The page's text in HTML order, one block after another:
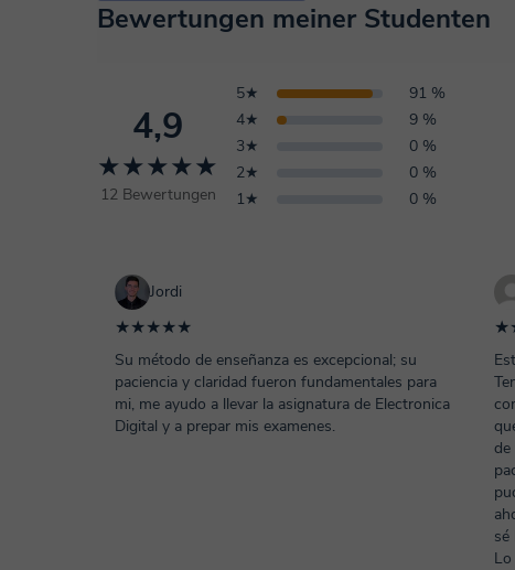
Bewertungen meiner Studenten
4,9
★★★★★
12 Bewertungen
5★
91 %
4★
9 %
3★
0 %
2★
0 %
1★
0 %
Jordi
★★★★★
Su método de enseñanza es excepcional; su
paciencia y claridad fueron fundamentales para
mi, me ayudo a llevar la asignatura de Electronica
Digital y a prepar mis examenes.
de
sé